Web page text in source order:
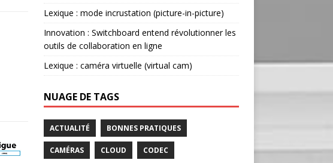
Lexique : mode incrustation (picture-in-picture)
Innovation : Switchboard entend révolutionner les
outils de collaboration en ligne
Lexique : caméra virtuelle (virtual cam)
NUAGE DE TAGS
ACTUALITÉ BONNES PRATIQUES
CAMÉRAS CLOUD CODEC